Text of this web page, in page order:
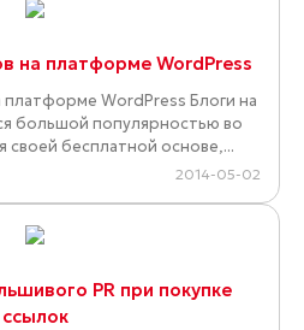
на платформе WordPress
WordPress Блоги на
большой популярностью во
своей бесплатной основе,...
2014-05-02
PR при покупке
ссылок